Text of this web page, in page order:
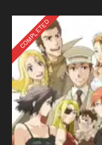
COMPLETED